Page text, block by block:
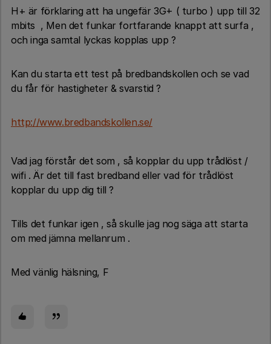
H+ är förklaring att ha ungefär 3G+ ( turbo ) upp till 32
mbits , Men det funkar fortfarande knappt att surfa ,
och inga samtal lyckas kopplas upp ?
Kan du starta ett test på bredbandskollen och se vad
du får för hastigheter & svarstid ?
http://www.bredbandskollen.se/
Vad jag förstår det som , så kopplar du upp trådlöst /
wifi . Är det till fast bredband eller vad för trådlöst
kopplar du upp dig till ?
Tills det funkar igen , så skulle jag nog säga att starta
om med jämna mellanrum .
Med vänlig hälsning, F